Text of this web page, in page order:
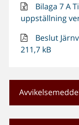
Bilaga 7 A
uppställning
Beslut
211,7 kB